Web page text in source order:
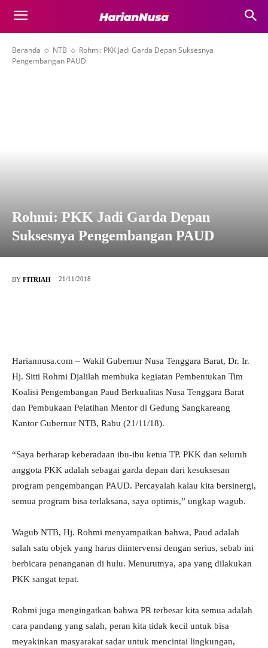
Beranda NTB
Rohmi: PKK Jadi Garda Depan Suksesnya
Pengembangan PAUD
Rohmi: PKK Jadi Garda Depan
Suksesnya Pengembangan PAUD
BY FITRIAH 21/11/2018
Hariannusa.com – Wakil Gubernur Nusa Tenggara Barat, Dr. Ir.
Hj. Sitti Rohmi Djalilah membuka kegiatan Pembentukan Tim
Koalisi Pengembangan Paud Berkualitas Nusa Tenggara Barat
dan Pembukaan Pelatihan Mentor di Gedung Sangkareang
Kantor Gubernur NTB, Rabu (21/11/18).
“Saya berharap keberadaan ibu-ibu ketua TP. PKK dan seluruh
anggota PKK adalah sebagai garda depan dari kesuksesan
program pengembangan PAUD. Percayalah kalau kita bersinergi,
semua program bisa terlaksana, saya optimis,” ungkap wagub.
Wagub NTB, Hj. Rohmi menyampaikan bahwa, Paud adalah
salah satu objek yang harus diintervensi dengan serius, sebab ini
berbicara penanganan di hulu. Menurutnya, apa yang dilakukan
PKK sangat tepat.
Rohmi juga mengingatkan bahwa PR terbesar kita semua adalah
cara pandang yang salah, peran kita tidak kecil untuk bisa
meyakinkan masyarakat sadar untuk mencintai lingkungan,